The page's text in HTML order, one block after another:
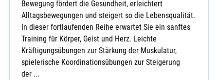
Bewegung fördert die Gesundheit, erleichtert
Alltagsbewegungen und steigert so die Lebensqualität.
In dieser fortlaufenden Reihe erwartet Sie ein sanftes
Training für Körper, Geist und Herz. Leichte
Kräftigungsübungen zur Stärkung der Muskulatur,
spielerische Koordinationsübungen zur Steigerung
der ...